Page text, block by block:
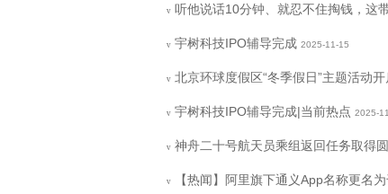
v 听他说话10分钟、就忍不住掏钱，这
v 宇树科技IPO辅导完成 2025-11-15
v 北京环球度假区“冬季假日”主题活动
v 宇树科技IPO辅导完成|当前热点 2025-
v 神舟二十号航天员乘组返回任务取得
v 【热闻】阿里旗下通义App名称更名